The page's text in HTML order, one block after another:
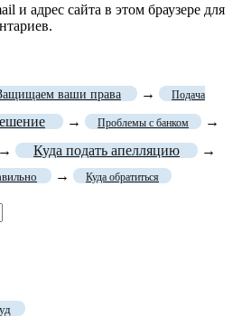
и адрес сайта в этом браузере для
ваши права → Подача
→ Проблемы с банком →
→ Куда подать апелляцию →
→ Куда обратиться